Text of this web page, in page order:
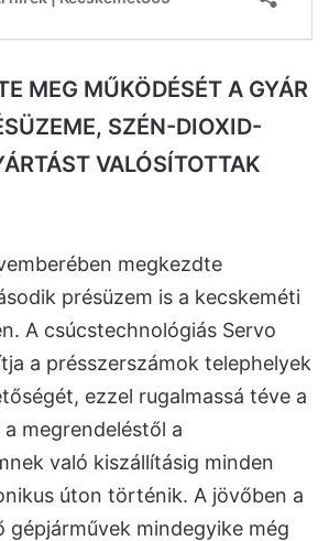
MEG MŰKÖDÉSÉT A GYÁR
SZÉN-DIOXID-
VALÓSÍTOTTAK
megkezdte
présüzem is a kecskeméti
A csúcstechnológiás Servo
a présszerszámok telephelyek
ezzel rugalmassá téve a
megrendeléstől a
való kiszállításig minden
úton történik. A jövőben a
gépjárművek mindegyike még